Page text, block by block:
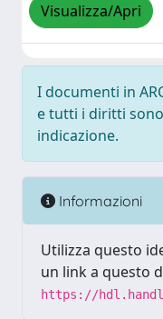
Visualizza/Apri
I documenti in
e tutti i diritti
indicazione.
Informazioni
Utilizza questo
un link a questo
https://